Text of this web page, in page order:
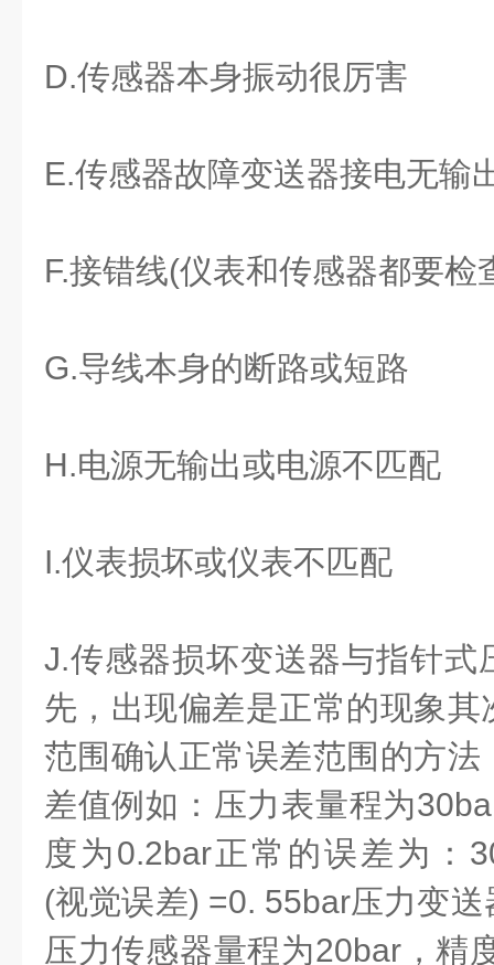
D.传感器本身振动很厉害
E.传感器故障变送器接电无输
F.接错线(仪表和传感器都要检
G.导线本身的断路或短路
H.电源无输出或电源不匹配
I.仪表损坏或仪表不匹配
J.传感器损坏变送器与指针式
先，出现偏差是正常的现象
范围确认正常误差范围的方
差值例如：压力表量程为
度为0.2bar正常的误差为：
(视觉误差) =0. 55bar压力变
压力传感器量程为20bar，精